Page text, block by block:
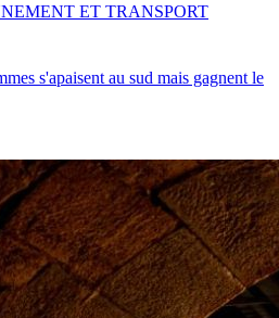
s'apaisent au sud mais gagnent le
ET TRANSPORT